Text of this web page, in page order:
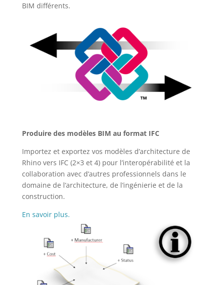
BIM différents.
Produire des modèles BIM au format IFC
Importez et exportez vos modèles d’architecture de
Rhino vers IFC (2×3 et 4) pour l’interopérabilité et la
collaboration avec d’autres professionnels dans le
domaine de l’architecture, de l’ingénierie et de la
construction.
En savoir plus.